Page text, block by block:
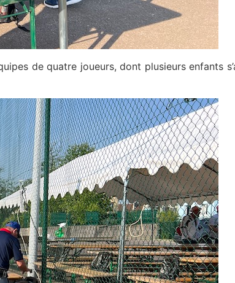
de quatre joueurs, dont plusieurs enfants